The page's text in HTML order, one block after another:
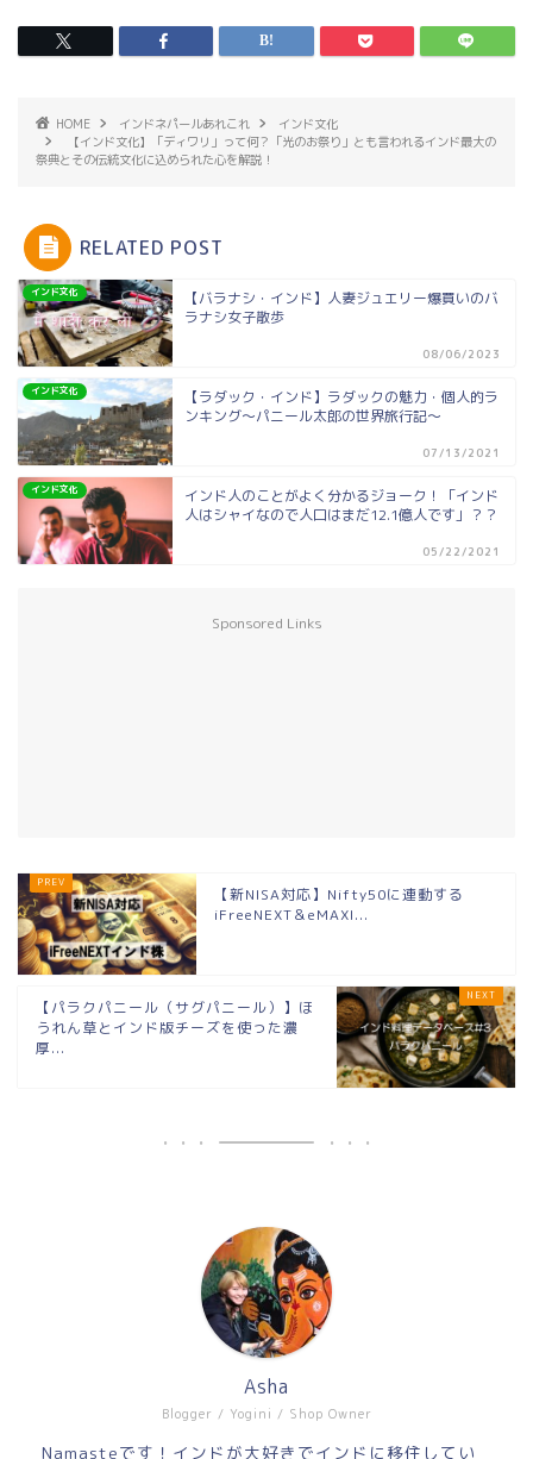
HOME インドネパールあれこれ
インド文化
【インド文化】「ディワリ」って何？「光のお祭り」とも言われるインド最大の
祭典とその伝統文化に込められた心を解説！
RELATED POST
インド文化
【バラナシ・インド】人妻ジュエリー爆買いのバ
ラナシ女子散歩
08/06/2023
インド文化
【ラダック・インド】ラダックの魅力・個人的ラ
ンキング～パニール太郎の世界旅行記～
07/13/2021
インド文化
インド人のことがよく分かるジョーク！「インド
人はシャイなので人口はまだ12.1億人です」？？
05/22/2021
Sponsored Links
【新NISA対応】Nifty50に連動する
iFreeNEXT＆eMAXI...
【パラクパニール（サグパニール）】ほ
うれん草とインド版チーズを使った濃
厚...
Blogger / Yogini / Shop Owner
Asha
Namasteです！インドが大好きでインドに移住してい